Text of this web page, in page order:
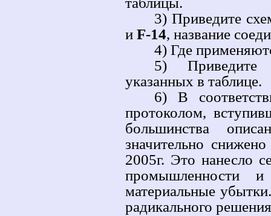
3) Приведите
и F-14, название
4) Где
5) Приведите
указанных в таблице.
6) В
протоколом,
большинства
значительно
2005г. Это нанесло
промышленности
материальные
радикального